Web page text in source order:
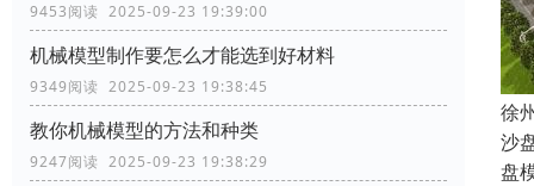
9453阅读 2025-09-23 19:39:00
机械模型制作要怎么才能选到好材料
9349阅读 2025-09-23 19:38:45
教你机械模型的方法和种类
9247阅读 2025-09-23 19:38:29
徐
沙
盘